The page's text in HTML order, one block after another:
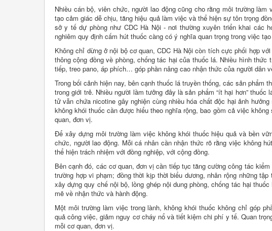
Nhiều cán bộ, viên chức, người lao động cũng cho rằng môi trường
tạo cảm giác dễ chịu, tăng hiệu quả làm việc và thể hiện sự tôn trọng
sở y tế dự phòng như CDC Hà Nội - nơi thường xuyên triển khai các
nghiêm quy định cấm hút thuốc càng có ý nghĩa quan trọng trong việc
Không chỉ dừng ở nội bộ cơ quan, CDC Hà Nội còn tích cực phối hợp
thông cộng đồng về phòng, chống tác hại của thuốc lá. Nhiều hình
tiếp, treo pano, áp phích… góp phần nâng cao nhận thức của người dân
Trong bối cảnh hiện nay, bên cạnh thuốc lá truyền thống, các sản
trong giới trẻ. Nhiều người lầm tưởng đây là sản phẩm “ít hại hơn”
tử vẫn chứa nicotine gây nghiện cùng nhiều hóa chất độc hại ảnh
không khói thuốc cần được hiểu theo nghĩa rộng, bao gồm cả việc
quan, đơn vị.
Để xây dựng môi trường làm việc không khói thuốc hiệu quả và bền
chức, người lao động. Mỗi cá nhân cần nhận thức rõ rằng việc không
thể hiện trách nhiệm với đồng nghiệp, với cộng đồng.
Bên cạnh đó, các cơ quan, đơn vị cần tiếp tục tăng cường công tác
trường hợp vi phạm; đồng thời kịp thời biểu dương, nhân rộng những
xây dựng quy chế nội bộ, lồng ghép nội dung phòng, chống tác hại
mẽ về nhận thức và hành động.
Một môi trường làm việc trong lành, không khói thuốc không chỉ góp
quả công việc, giảm nguy cơ cháy nổ và tiết kiệm chi phí y tế. Quan
mỗi cơ quan, đơn vị.